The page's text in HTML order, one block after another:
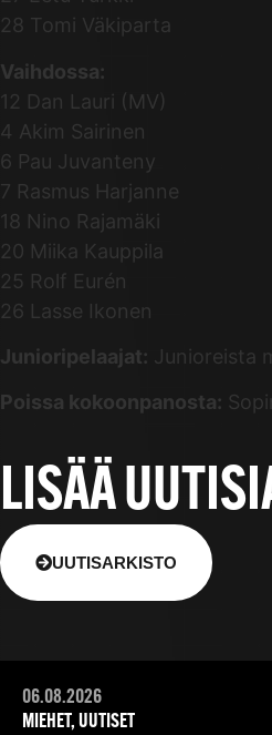
28 Tomi Väkiparta
Vaihdossa:
12 Dan Lauri (MV)
4 Akim Sairinen
6 Pau Juvanteny
7 Rasmus Harjanne
18 Nino Rajamäki
20 Miika Kauppila
25 Rolf Eurén
26 Lasse Ikonen
Junioripelaajat: Junioreista
Poissa kokoonpanosta:
LISÄÄ
UUTISARKISTO
06.08.2026
MIEHET, UUTISET